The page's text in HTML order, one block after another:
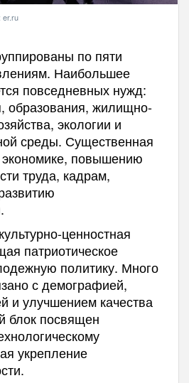
er.ru
по пяти
Наибольшее
повседневных нужд:
образования, жилищно-
экологии и
среды. Существенная
повышению
труда, кадрам,
ценностная
патриотическое
политику. Много
с демографией,
и улучшением качества
блок посвящен
укрепление